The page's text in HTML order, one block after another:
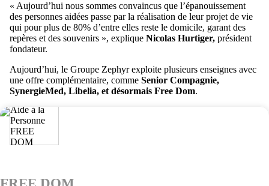
« Aujourd’hui nous sommes convaincus que l’épanouissement
des personnes aidées passe par la réalisation de leur projet de vie
qui pour plus de 80% d’entre elles reste le domicile, garant des
repères et des souvenirs », explique Nicolas Hurtiger, président
fondateur.
Aujourd’hui, le Groupe Zephyr exploite plusieurs enseignes avec
une offre complémentaire, comme Senior Compagnie,
SynergieMed, Libelia, et désormais Free Dom.